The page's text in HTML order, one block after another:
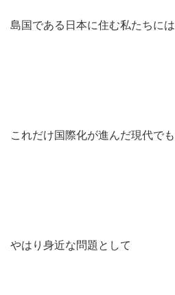
島国である日本に住む私たちには
これだけ国際化が進んだ現代でも
やはり身近な問題として